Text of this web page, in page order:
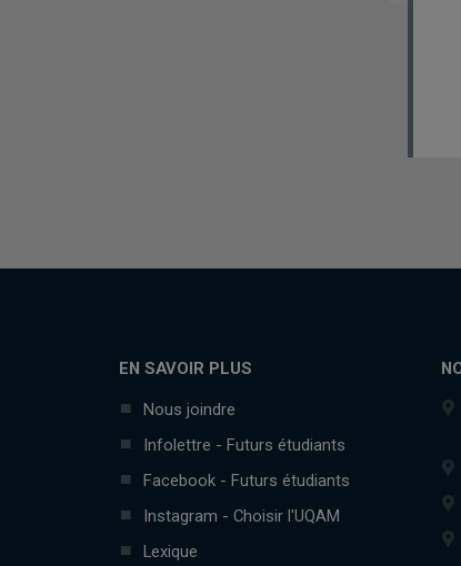
EN SAVOIR PLUS
Nous joindre
Infolettre - Futurs étudiants
Facebook - Futurs étudiants
Instagram - Choisir l'UQAM
Lexique